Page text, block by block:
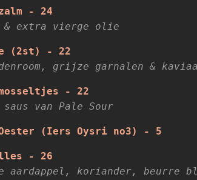
- 24
& extra vierge olie
(2st) - 22
grijze garnalen &
- 22
van Pale Sour
Oester (Iers Oysri no3) - 5
- 26
aardappel, koriander, beurre